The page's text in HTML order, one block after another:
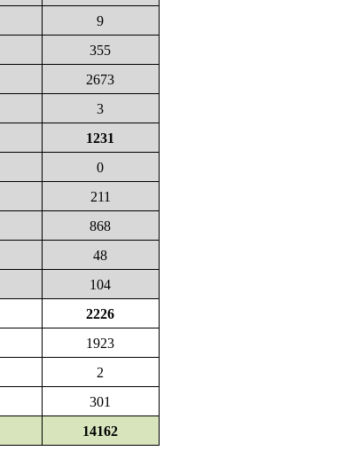
9
355
2673
3
1231
0
211
868
48
104
2226
1923
2
301
14162